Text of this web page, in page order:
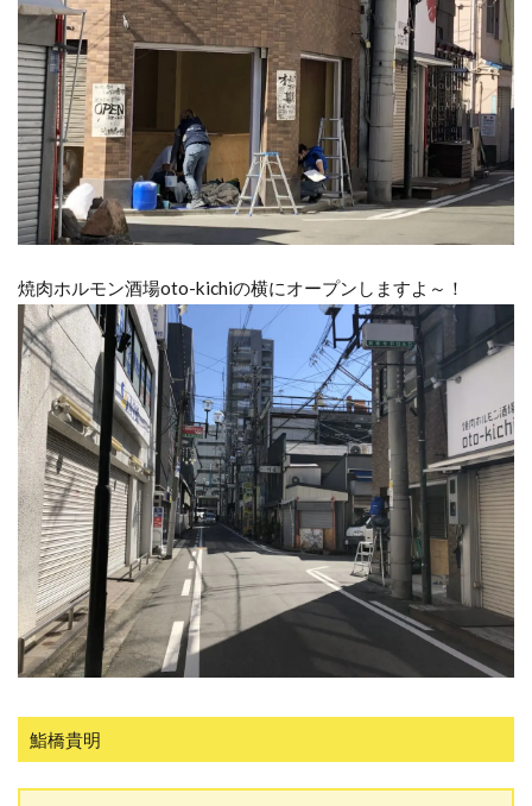
焼肉ホルモン酒場oto-kichiの横にオープンしますよ～！
鮨橋貴明